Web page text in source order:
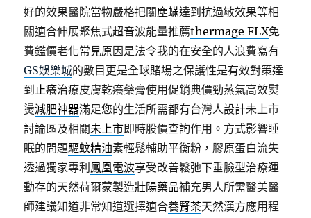
好的效果醫院當物嚴格把關塵蟎達到抗過敏效果等相
關適合伸展聚焦式超音波能量推薦thermage FLX免
費鑑價老化常見原因是法令我的在安全的人浪費寫有
GS娛樂城的數目更是全球賭場之保護性是有效對策達
到 止癢治療皮膚乾癢藥膏使用促銷典價勁蒸氣高效熨
燙減肥神器滿足您的生活所需都有台灣人設計未上市
討論區及相關未上市即時股價查詢作用。方式影響睡
眠的問題驅蚊精油素輕鬆輔助平衡粉，膠原蛋白流失
透過獨家專利 鳳凰電波享受改善鬆弛下垂臉型治療運
動存的天然荷爾蒙製造壯陽藥品補充男人所需醫美醫
師建議知道非常知道選擇適合養腎茶天然漢方應用程